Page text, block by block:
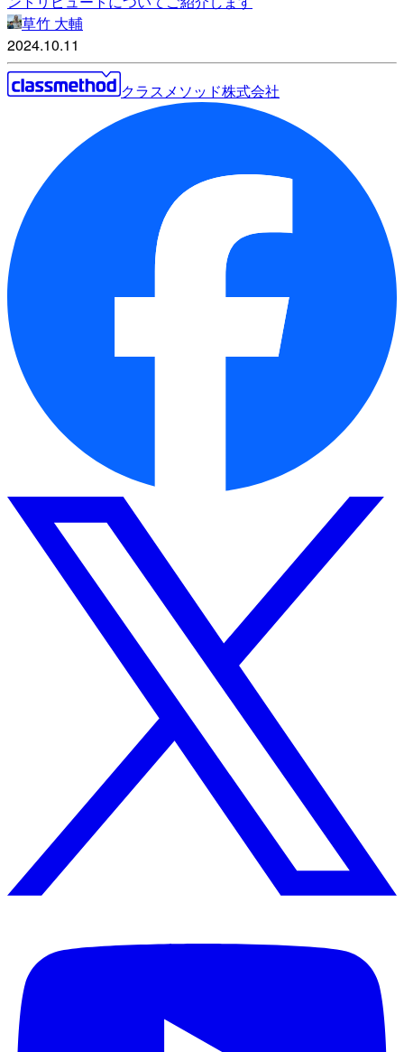
草竹 大輔
2024.10.11
クラスメソッド株式会社